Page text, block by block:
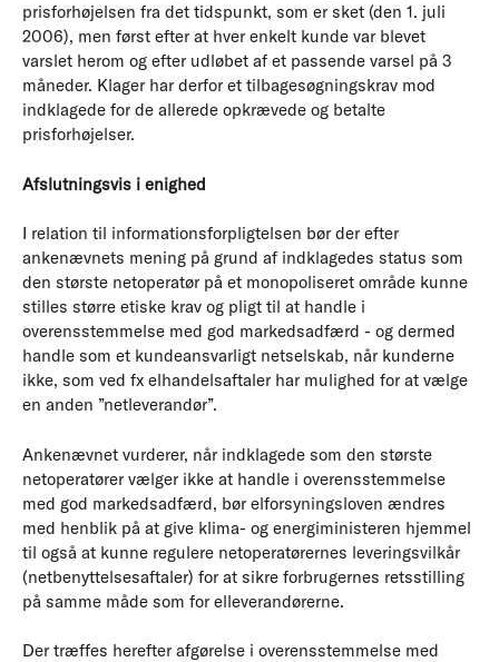
prisforhøjelsen fra det tidspunkt, som er sket (den 1. juli
2006), men først efter at hver enkelt kunde var blevet
varslet herom og efter udløbet af et passende varsel på 3
måneder. Klager har derfor et tilbagesøgningskrav mod
indklagede for de allerede opkrævede og betalte
prisforhøjelser.
Afslutningsvis i enighed
I relation til informationsforpligtelsen bør der efter
ankenævnets mening på grund af indklagedes status som
den største netoperatør på et monopoliseret område kunne
stilles større etiske krav og pligt til at handle i
overensstemmelse med god markedsadfærd - og dermed
handle som et kundeansvarligt netselskab, når kunderne
ikke, som ved fx elhandelsaftaler har mulighed for at vælge
en anden ”netleverandør”.
Ankenævnet vurderer, når indklagede som den største
netoperatører vælger ikke at handle i overensstemmelse
med god markedsadfærd, bør elforsyningsloven ændres
med henblik på at give klima- og energiministeren hjemmel
til også at kunne regulere netoperatørernes leveringsvilkår
(netbenyttelsesaftaler) for at sikre forbrugernes retsstilling
på samme måde som for elleverandørerne.
Der træffes herefter afgørelse i overensstemmelse med